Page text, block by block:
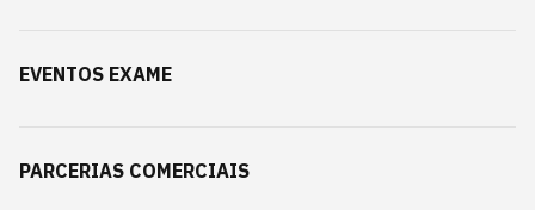
EVENTOS EXAME
PARCERIAS COMERCIAIS